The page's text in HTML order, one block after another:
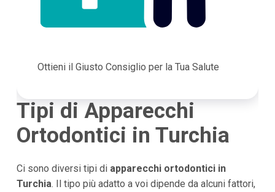
Ottieni il Giusto Consiglio per la Tua Salute
Tipi di Apparecchi
Ortodontici in Turchia
Ci sono diversi tipi di apparecchi ortodontici in
Turchia. Il tipo più adatto a voi dipende da alcuni fattori,